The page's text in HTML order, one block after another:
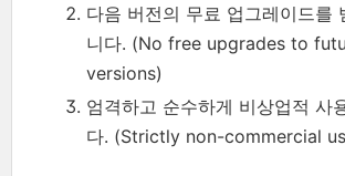
다음 버전의 무료 업그레이드를
니다. (No free upgrades to
versions)
엄격하고 순수하게 비상업적 사
다. (Strictly non-commercial